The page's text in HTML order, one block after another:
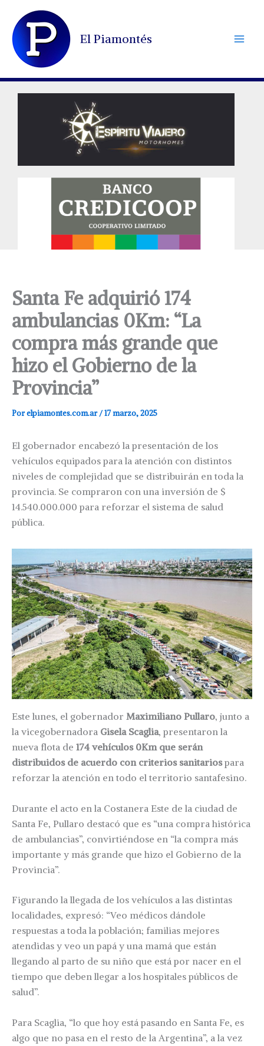
contenido
El Piamontés
Santa Fe adquirió 174
ambulancias 0Km: “La
compra más grande que
hizo el Gobierno de la
Provincia”
Porelpiamontes.com.ar/17 marzo, 2025
El gobernador encabezó la presentación de los
vehículos equipados para la atención con distintos
niveles de complejidad que se distribuirán en toda la
provincia. Se compraron con una inversión de $
14.540.000.000 para reforzar el sistema de salud
pública.
Este lunes, el gobernador Maximiliano Pullaro, junto a
la vicegobernadora Gisela Scaglia, presentaron la
nueva flota de 174 vehículos 0Km que serán
distribuidos de acuerdo con criterios sanitariospara
reforzar la atención en todo el territorio santafesino.
Durante el acto en la Costanera Este de la ciudad de
Santa Fe, Pullaro destacó que es “una compra histórica
de ambulancias”, convirtiéndose en “la compra más
importante y más grande que hizo el Gobierno de la
Provincia”.
Figurando la llegada de los vehículos a las distintas
localidades, expresó: “Veo médicos dándole
respuestas a toda la población; familias mejores
atendidas y veo un papá y una mamá que están
llegando al parto de su niño que está por nacer en el
tiempo que deben llegar a los hospitales públicos de
salud”.
Para Scaglia, “lo que hoy está pasando en Santa Fe, es
algo que no pasa en el resto de la Argentina”, a la vez